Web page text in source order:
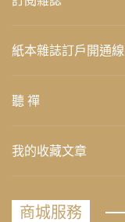
紙本雜誌訂戶開通
聽 禪
我的收藏文章
商城服務